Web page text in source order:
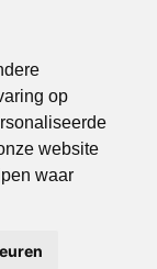
op
website
waar